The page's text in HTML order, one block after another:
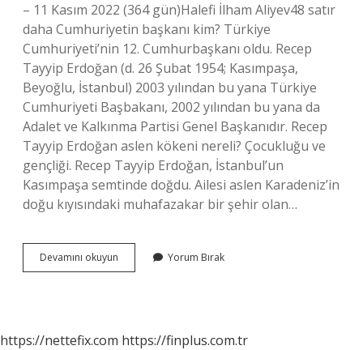
– 11 Kasım 2022 (364 gün)Halefi İlham Aliyev48 satır
daha Cumhuriyetin başkanı kim? Türkiye
Cumhuriyeti’nin 12. Cumhurbaşkanı oldu. Recep
Tayyip Erdoğan (d. 26 Şubat 1954; Kasımpaşa,
Beyoğlu, İstanbul) 2003 yılından bu yana Türkiye
Cumhuriyeti Başbakanı, 2002 yılından bu yana da
Adalet ve Kalkınma Partisi Genel Başkanıdır. Recep
Tayyip Erdoğan aslen kökeni nereli? Çocukluğu ve
gençliği. Recep Tayyip Erdoğan, İstanbul’un
Kasımpaşa semtinde doğdu. Ailesi aslen Karadeniz’in
doğu kıyısındaki muhafazakar bir şehir olan…
Devamını okuyun Cumhuriyet
Başkanının
Yorum Bırak
https://nettefix.com https://finplus.com.tr